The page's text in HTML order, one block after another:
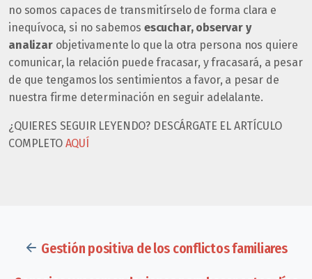
no somos capaces de transmitírselo de forma clara e
inequívoca, si no sabemos escuchar, observar y
analizarobjetivamente lo que la otra persona nos quiere
comunicar, la relación puede fracasar, y fracasará, a pesar
de que tengamos los sentimientos a favor, a pesar de
nuestra firme determinación en seguir adelalante.
¿QUIERES SEGUIR LEYENDO? DESCÁRGATE EL ARTÍCULO
COMPLETO AQUÍ
Gestión positiva de los conflictos familiares